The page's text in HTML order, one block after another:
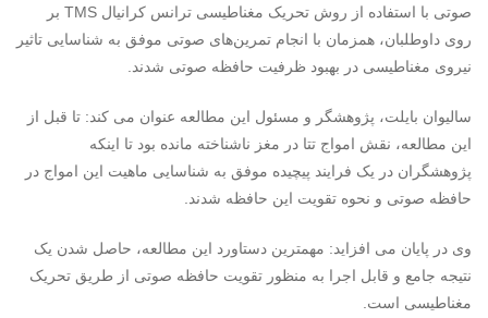
صوتی با استفاده از روش تحریک مغناطیسی ترانس کرانیال TMS بر
روی داوطلبان، همزمان با انجام تمرین‌های صوتی موفق به شناسایی تاثیر
نیروی مغناطیسی در بهبود ظرفیت حافظه صوتی شدند.
سالیوان بایلت، پژوهشگر و مسئول این مطالعه عنوان می کند: تا قبل از
این مطالعه، نقش امواج تتا در مغز ناشناخته مانده بود تا اینکه
پژوهشگران در یک فرایند پیچیده موفق به شناسایی ماهیت این امواج در
حافظه صوتی و نحوه تقویت این حافظه شدند.
وی در پایان می افزاید: مهمترین دستاورد این مطالعه، حاصل شدن یک
نتیجه جامع و قابل اجرا به منظور تقویت حافظه صوتی از طریق تحریک
مغناطیسی است.